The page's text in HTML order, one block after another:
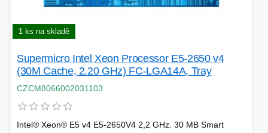
1 ks na skladě
Supermicro Intel Xeon Processor E5-2650 v4
(30M Cache, 2.20 GHz) FC-LGA14A, Tray
CZCM8066002031103
Intel® Xeon® E5 v4 E5-2650V4 2,2 GHz. 30 MB Smart